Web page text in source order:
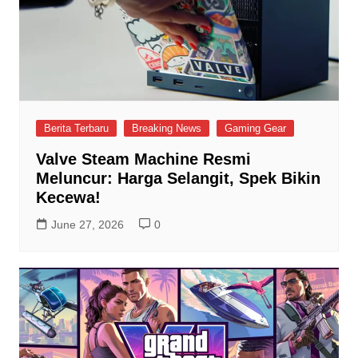
Berita Terbaru Breaking News Gaming Gear
Valve Steam Machine Resmi
Meluncur: Harga Selangit, Spek Bikin
Kecewa!
June 27, 2026 0